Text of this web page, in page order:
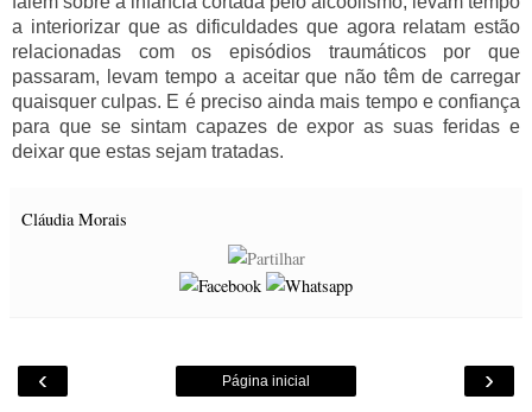
a interiorizar que as dificuldades que agora relatam estão
relacionadas com os episódios traumáticos por que
passaram, levam tempo a aceitar que não têm de carregar
quaisquer culpas. E é preciso ainda mais tempo e confiança
para que se sintam capazes de expor as suas feridas e
deixar que estas sejam tratadas.
Cláudia Morais
‹ ›
Página inicial